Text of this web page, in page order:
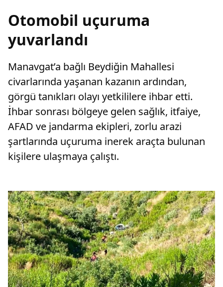
Otomobil uçuruma
yuvarlandı
Manavgat’a bağlı Beydiğin Mahallesi
civarlarında yaşanan kazanın ardından,
görgü tanıkları olayı yetkililere ihbar etti.
İhbar sonrası bölgeye gelen sağlık, itfaiye,
AFAD ve jandarma ekipleri, zorlu arazi
şartlarında uçuruma inerek araçta bulunan
kişilere ulaşmaya çalıştı.